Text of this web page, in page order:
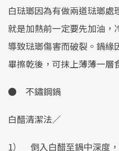
白琺瑯因為有做兩道琺瑯
就是加熱前一定要先加油，
導致琺瑯傷害而破裂。鍋緣
畢擦乾後，可抹上薄薄一層
● 不鏽鋼鍋
白醋清潔法／
1） 倒入白醋至鍋中深度